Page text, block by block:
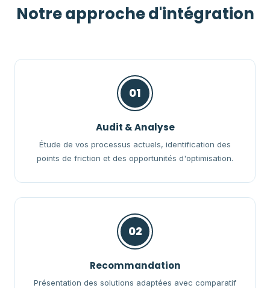
Notre approche d'intégration
01
Audit & Analyse
Étude de vos processus actuels, identification des
points de friction et des opportunités d'optimisation.
02
Recommandation
Présentation des solutions adaptées avec comparatif